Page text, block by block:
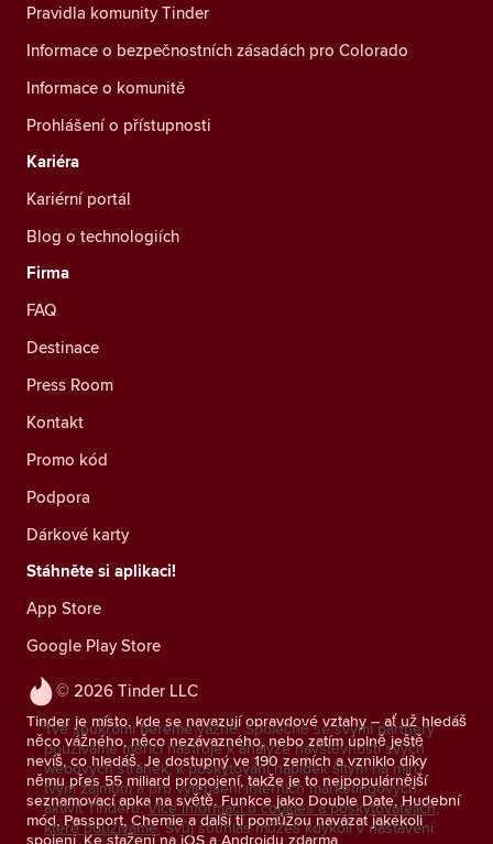
© 2026 Tinder LLC
Tinder je místo, kde se navazují opravdové vztahy – ať už hledáš
něco vážného, něco nezávazného, nebo zatím úplně ještě
nevíš, co hledáš. Je dostupný ve 190 zemích a vzniklo díky
němu přes 55 miliard propojení, takže je to nejpopulárnější
seznamovací apka na světě. Funkce jako Double Date, Hudební
mód, Passport, Chemie a další ti pomůžou navázat jakékoli
spojení. Ke stažení na iOS a Androidu zdarma.
Pravidla komunity Tinder
Informace o bezpečnostních zásadách pro Colorado
Informace o komunitě
Prohlášení o přístupnosti
Kariéra
Kariérní portál
Blog o technologiích
Firma
FAQ
Destinace
Press Room
Kontakt
Promo kód
Podpora
Dárkové karty
Stáhněte si aplikaci!
App Store
Google Play Store
Tvé soukromí bereme vážně. Společně se svými partnery
používáme měřicí nástroje k analýze návštěvnosti svých
webových stránek, k poskytování nabídek šitým na míru
tvým zájmům a pro vylepšení interních marketingových
aktivit Tinderu. Více informací o cookies a poskytovatelích,
které používáme. Svůj souhlas můžeš kdykoli v nastavení